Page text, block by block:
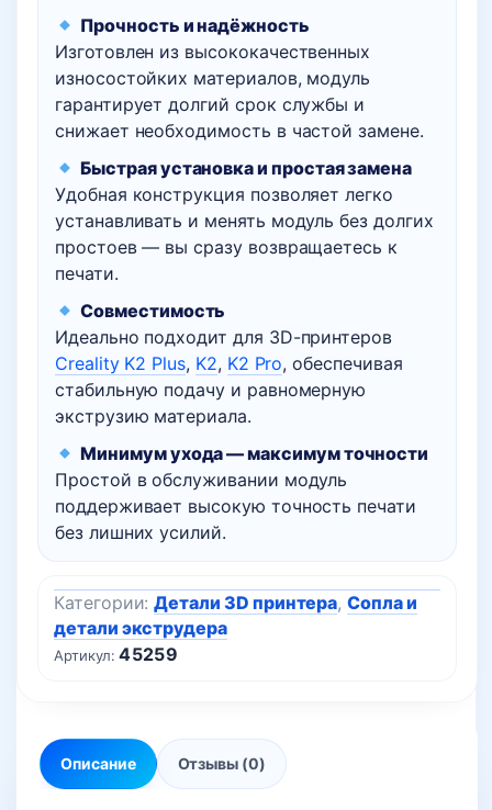
Прочность и надёжность
Изготовлен из высококачественных
износостойких материалов, модуль
гарантирует долгий срок службы и
снижает необходимость в частой замене.
Быстрая установка и простая замена
Удобная конструкция позволяет легко
устанавливать и менять модуль без долгих
простоев — вы сразу возвращаетесь к
печати.
Совместимость
Идеально подходит для 3D-принтеров
Creality K2 Plus, K2, K2 Pro, обеспечивая
стабильную подачу и равномерную
экструзию материала.
Минимум ухода — максимум точности
Простой в обслуживании модуль
поддерживает высокую точность печати
без лишних усилий.
Pro
Артикул:45259
Категории:Детали 3D принтера,Сопла и
детали экструдера
Описание Отзывы (0)